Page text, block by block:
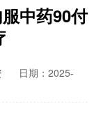
中药90付
日期：2025-